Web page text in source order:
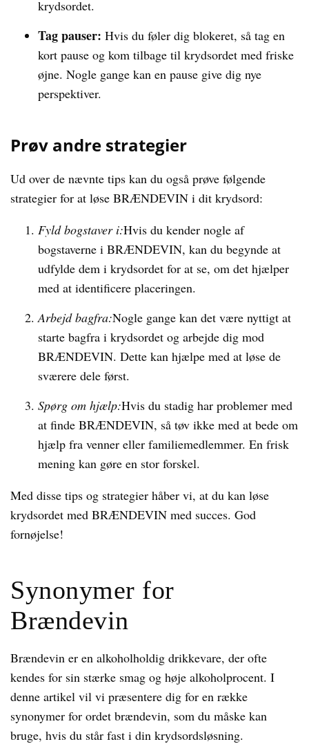
krydsordet.
Tag pauser: Hvis du føler dig blokeret, så tag en
kort pause og kom tilbage til krydsordet med friske
øjne. Nogle gange kan en pause give dig nye
perspektiver.
Prøv andre strategier
Ud over de nævnte tips kan du også prøve følgende
strategier for at løse BRÆNDEVIN i dit krydsord:
Fyld bogstaver i:Hvis du kender nogle af
bogstaverne i BRÆNDEVIN, kan du begynde at
udfylde dem i krydsordet for at se, om det hjælper
med at identificere placeringen.
Arbejd bagfra:Nogle gange kan det være nyttigt at
starte bagfra i krydsordet og arbejde dig mod
BRÆNDEVIN. Dette kan hjælpe med at løse de
sværere dele først.
Spørg om hjælp:Hvis du stadig har problemer med
at finde BRÆNDEVIN, så tøv ikke med at bede om
hjælp fra venner eller familiemedlemmer. En frisk
mening kan gøre en stor forskel.
Med disse tips og strategier håber vi, at du kan løse
krydsordet med BRÆNDEVIN med succes. God
fornøjelse!
Synonymer for
Brændevin
Brændevin er en alkoholholdig drikkevare, der ofte
kendes for sin stærke smag og høje alkoholprocent. I
denne artikel vil vi præsentere dig for en række
synonymer for ordet brændevin, som du måske kan
bruge, hvis du står fast i din krydsordsløsning.